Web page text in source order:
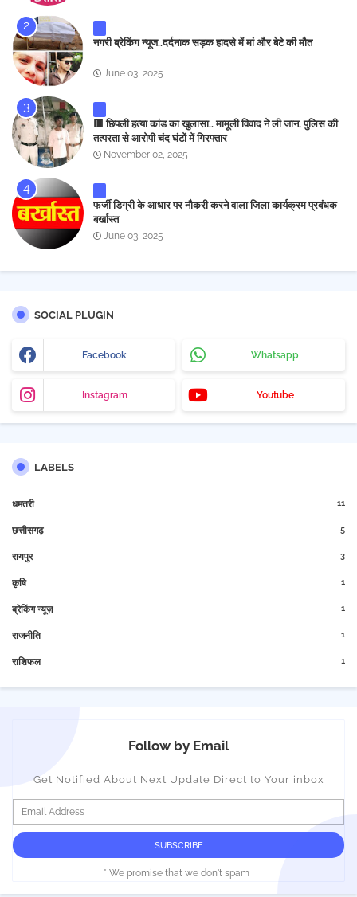
नगरी ब्रेकिंग न्यूज..दर्दनाक सड़क हादसे में मां और बेटे की मौत
June 03, 2025
🟥 छिपली हत्या कांड का खुलासा.. मामूली विवाद ने ली जान, पुलिस की
तत्परता से आरोपी चंद घंटों में गिरफ्तार
November 02, 2025
फर्जी डिग्री के आधार पर नौकरी करने वाला जिला कार्यक्रम प्रबंधक
बर्खास्त
June 03, 2025
SOCIAL PLUGIN
Facebook Whatsapp
Instagram Youtube
LABELS
धमतरी 11
छत्तीसगढ़ 5
रायपुर 3
कृषि 1
ब्रेकिंग न्यूज़ 1
राजनीति 1
राशिफल 1
Follow by Email
Get Notified About Next Update Direct to Your inbox
* We promise that we don't spam !